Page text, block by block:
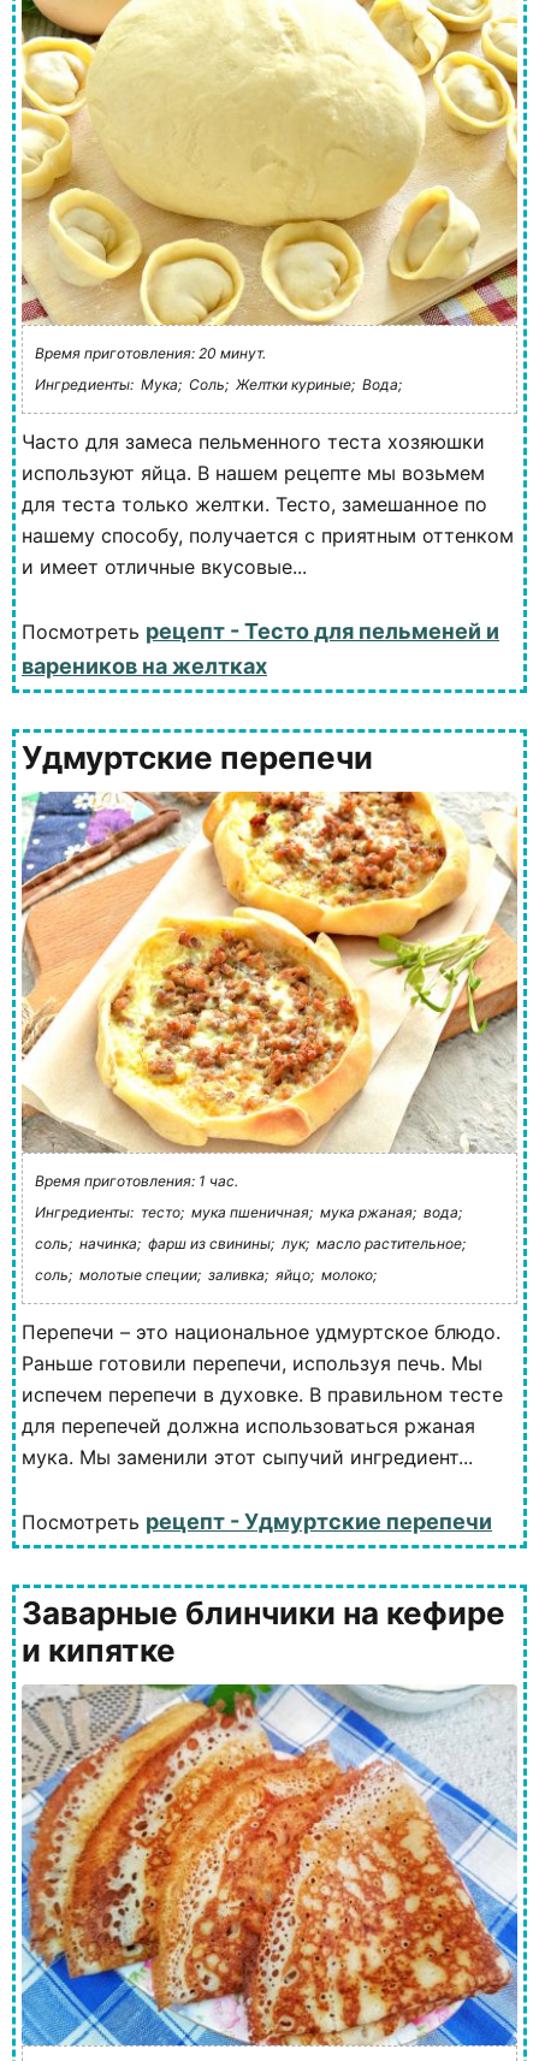
Время приготовления: 20 минут.
Ингредиенты: Мука; Соль; Желтки куриные; Вода;
Часто для замеса пельменного теста хозяюшки
используют яйца. В нашем рецепте мы возьмем
для теста только желтки. Тесто, замешанное по
нашему способу, получается с приятным оттенком
и имеет отличные вкусовые...
Посмотреть рецепт - Тесто для пельменей и
вареников на желтках
Удмуртские перепечи
Время приготовления: 1 час.
Ингредиенты: тесто; мука пшеничная; мука ржаная; вода;
соль; начинка; фарш из свинины; лук; масло растительное;
соль; молотые специи; заливка; яйцо; молоко;
Перепечи – это национальное удмуртское блюдо.
Раньше готовили перепечи, используя печь. Мы
испечем перепечи в духовке. В правильном тесте
для перепечей должна использоваться ржаная
мука. Мы заменили этот сыпучий ингредиент...
Посмотреть рецепт - Удмуртские перепечи
Заварные блинчики на кефире
и кипятке